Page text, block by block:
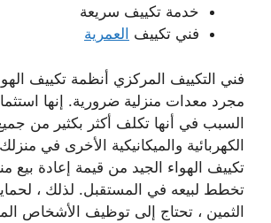
خدمة تكييف سريعة
فني تكييف العمرية
فني التكييف المركزي أنظمة تكييف
مجرد معدات منزلية ضرورية. إنها
السبب في أنها تكلف أكثر بكثير من
الكهربائية والميكانيكية الأخرى في
تكييف الهواء الجيد من قيمة إعادة بيع
تخطط لبيعه في المستقبل. لذلك ، لحماية
الثمين ، تحتاج إلى توظيف الأشخاص